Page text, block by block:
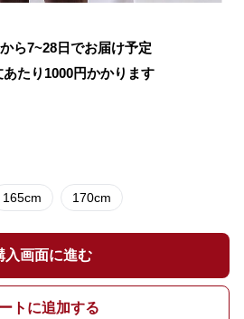
ら7~28日でお届け予定
たり 1000円かかります
165cm 170cm
入画面に進む
トに追加する